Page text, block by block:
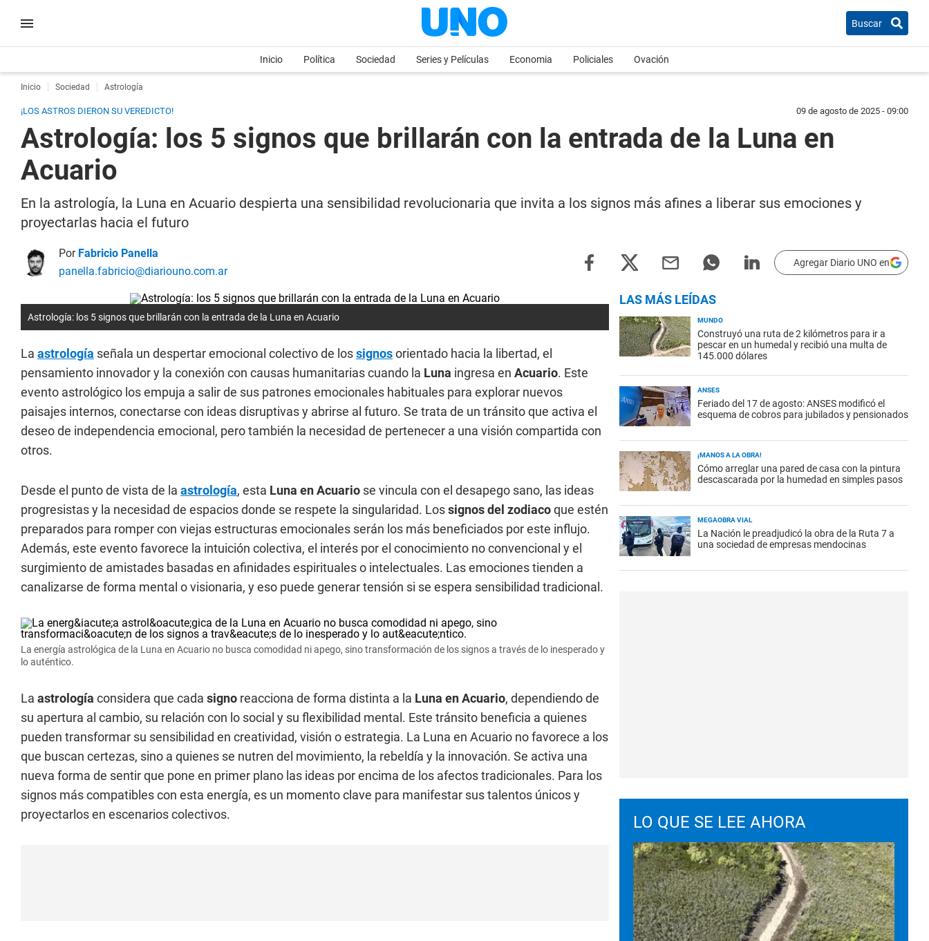
Buscar
Inicio Política Sociedad Series y Películas Economia Policiales Ovación
Inicio Sociedad Astrología
¡LOS ASTROS DIERON SU VEREDICTO! 09 de agosto de 2025 - 09:00
Astrología: los 5 signos que brillarán con la entrada de la Luna en
Acuario
En la astrología, la Luna en Acuario despierta una sensibilidad revolucionaria que invita a los signos más afines a liberar sus emociones y
proyectarlas hacia el futuro
Por Fabricio Panella
panella.fabricio@diariouno.com.ar
Agregar Diario UNO en
Astrología: los 5 signos que brillarán con la entrada de la Luna en Acuario
La astrología señala un despertar emocional colectivo de lossignosorientado hacia la libertad, el
pensamiento innovador y la conexión con causas humanitarias cuando la Luna ingresa en Acuario. Este
evento astrológico los empuja a salir de sus patrones emocionales habituales para explorar nuevos
paisajes internos, conectarse con ideas disruptivas y abrirse al futuro. Se trata de un tránsito que activa el
deseo de independencia emocional, pero también la necesidad de pertenecer a una visión compartida con
otros.
Desde el punto de vista de la astrología, esta Luna en Acuario se vincula con el desapego sano, las ideas
progresistas y la necesidad de espacios donde se respete la singularidad. Lossignos del zodiacoque estén
preparados para romper con viejas estructuras emocionales serán los más beneficiados por este influjo.
Además, este evento favorece la intuición colectiva, el interés por el conocimiento no convencional y el
surgimiento de amistades basadas en afinidades espirituales o intelectuales. Las emociones tienden a
canalizarse de forma mental o visionaria, y eso puede generar tensión si se espera sensibilidad tradicional.
La energía astrológica de la Luna en Acuario no busca comodidad ni apego, sino transformación de los signos a través de lo inesperado y
lo auténtico.
La astrología considera que cada signo reacciona de forma distinta a la Luna en Acuario, dependiendo de
su apertura al cambio, su relación con lo social y su flexibilidad mental. Este tránsito beneficia a quienes
pueden transformar su sensibilidad en creatividad, visión o estrategia. La Luna en Acuario no favorece a los
que buscan certezas, sino a quienes se nutren del movimiento, la rebeldía y la innovación. Se activa una
nueva forma de sentir que pone en primer plano las ideas por encima de los afectos tradicionales. Para los
signos más compatibles con esta energía, es un momento clave para manifestar sus talentos únicos y
proyectarlos en escenarios colectivos.
LAS MÁS LEÍDAS
MUNDO
Construyó una ruta de 2 kilómetros para ir a
pescar en un humedal y recibió una multa de
145.000 dólares
ANSES
Feriado del 17 de agosto: ANSES modificó el
esquema de cobros para jubilados y pensionados
¡MANOS A LA OBRA!
Cómo arreglar una pared de casa con la pintura
descascarada por la humedad en simples pasos
MEGAOBRA VIAL
La Nación le preadjudicó la obra de la Ruta 7 a
una sociedad de empresas mendocinas
LO QUE SE LEE AHORA